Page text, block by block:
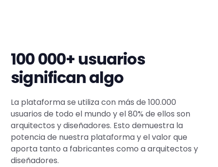
100 000+ usuarios
significan algo
La plataforma se utiliza con más de 100.000
usuarios de todo el mundo y el 80% de ellos son
arquitectos y diseñadores. Esto demuestra la
potencia de nuestra plataforma y el valor que
aporta tanto a fabricantes como a arquitectos y
diseñadores.